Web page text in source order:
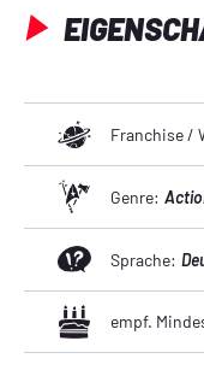
Franchise /
Genre:
Sprache:
empf.